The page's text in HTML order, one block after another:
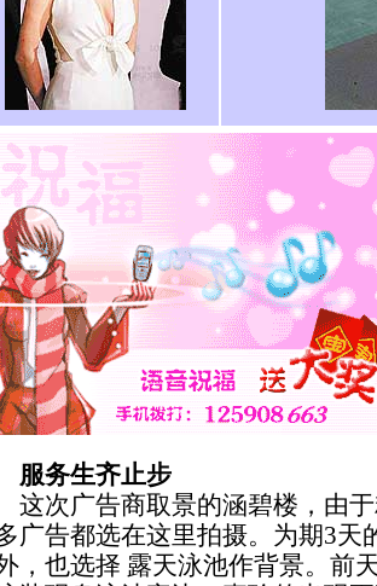
服务生齐止步
次广告商取景的涵碧楼，由于
广告都选在这里拍摄。为期3天
，也选择 露天泳池作背景。前